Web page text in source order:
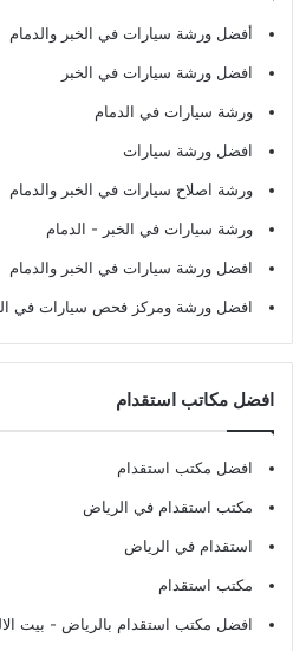
أفضل ورشة سيارات في الخبر والدمام
افضل ورشة سيارات في الخبر
ورشة سيارات في الدمام
افضل ورشة سيارات
ورشة اصلاح سيارات في الخبر والدمام
ورشة سيارات في الخبر - الدمام
افضل ورشة سيارات في الخبر والدمام
افضل ورشة ومركز فحص سيارات في
افضل مكاتب استقدام
افضل مكتب استقدام
مكتب استقدام في الرياض
استقدام في الرياض
مكتب استقدام
افضل مكتب استقدام بالرياض - بيت